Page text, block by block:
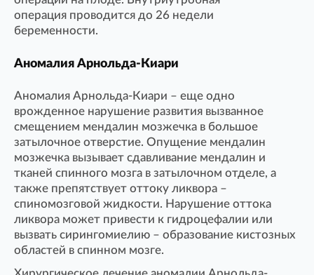
операция проводится до 26 недели
беременности.
Аномалия Арнольда-Киари
Аномалия Арнольда-Киари – еще одно
врожденное нарушение развития вызванное
смещением мендалин мозжечка в большое
затылочное отверстие. Опущение мендалин
мозжечка вызывает сдавливание мендалин и
тканей спинного мозга в затылочном отделе, а
также препятствует оттоку ликвора –
спиномозговой жидкости. Нарушение оттока
ликвора может привести к гидроцефалии или
вызвать сирингомиелию – образование кистозных
областей в спинном мозге.